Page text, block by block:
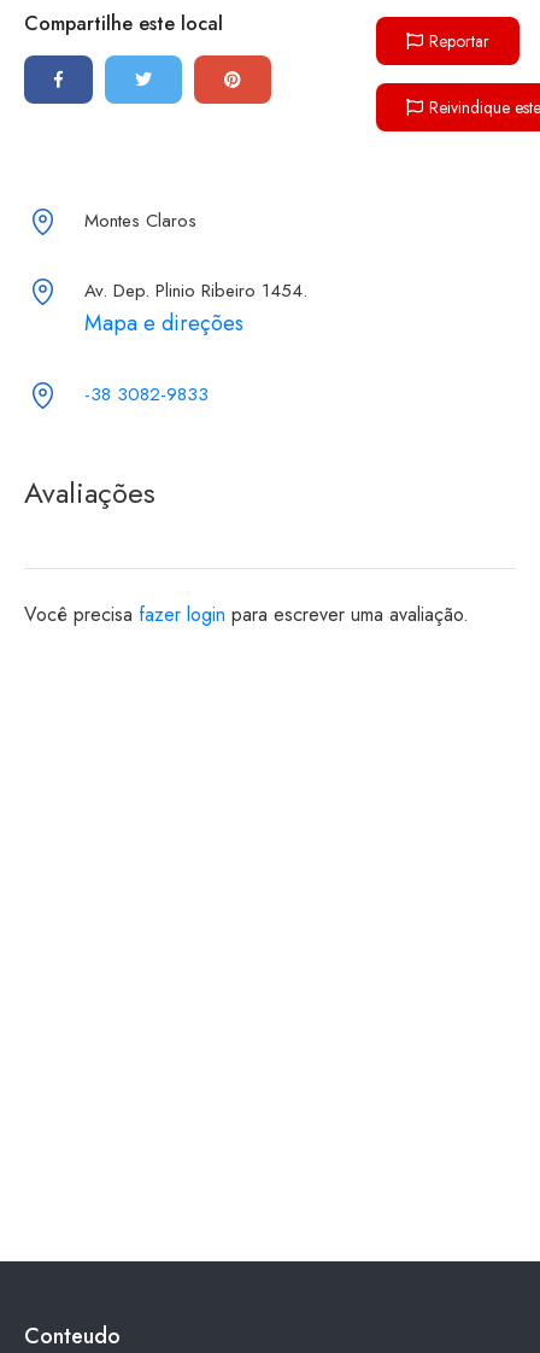
Compartilhe este local
Reportar
Reivindique
Montes Claros
Av. Dep. Plinio Ribeiro 1454.
Mapa e direções
-38 3082-9833
Avaliações
Você precisa fazer login para escrever uma avaliação.
Conteudo